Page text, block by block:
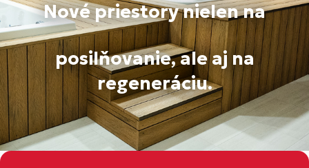
Nové priestory nielen na
posilňovanie, ale aj na
regeneráciu.